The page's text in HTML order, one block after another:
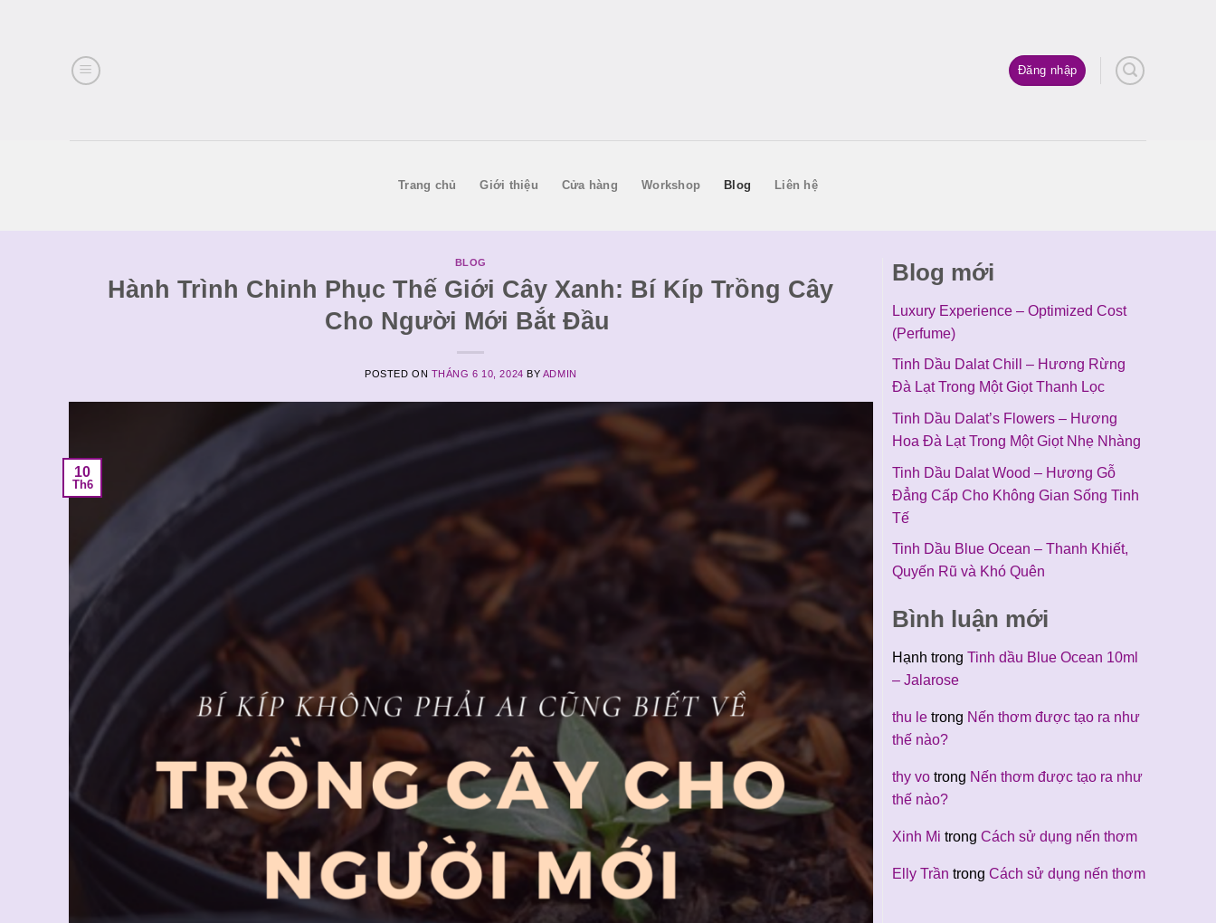
Đăng nhập
Trang chủ Giới thiệu Cửa hàng Workshop Blog Liên hệ
BLOG
Hành Trình Chinh Phục Thế Giới Cây Xanh: Bí Kíp Trồng Cây
Cho Người Mới Bắt Đầu
POSTED ON THÁNG 6 10, 2024 BY ADMIN
10
Th6
Blog mới
Luxury Experience – Optimized Cost
(Perfume)
Tinh Dầu Dalat Chill – Hương Rừng
Đà Lạt Trong Một Giọt Thanh Lọc
Tinh Dầu Dalat’s Flowers – Hương
Hoa Đà Lạt Trong Một Giọt Nhẹ Nhàng
Tinh Dầu Dalat Wood – Hương Gỗ
Đẳng Cấp Cho Không Gian Sống Tinh
Tế
Tinh Dầu Blue Ocean – Thanh Khiết,
Quyến Rũ và Khó Quên
Bình luận mới
Hạnh trong Tinh dầu Blue Ocean 10ml
– Jalarose
thu letrong Nến thơm được tạo ra như
thế nào?
thy votrong Nến thơm được tạo ra như
thế nào?
Xinh Mi trong Cách sử dụng nến thơm
Elly Trần trong Cách sử dụng nến thơm